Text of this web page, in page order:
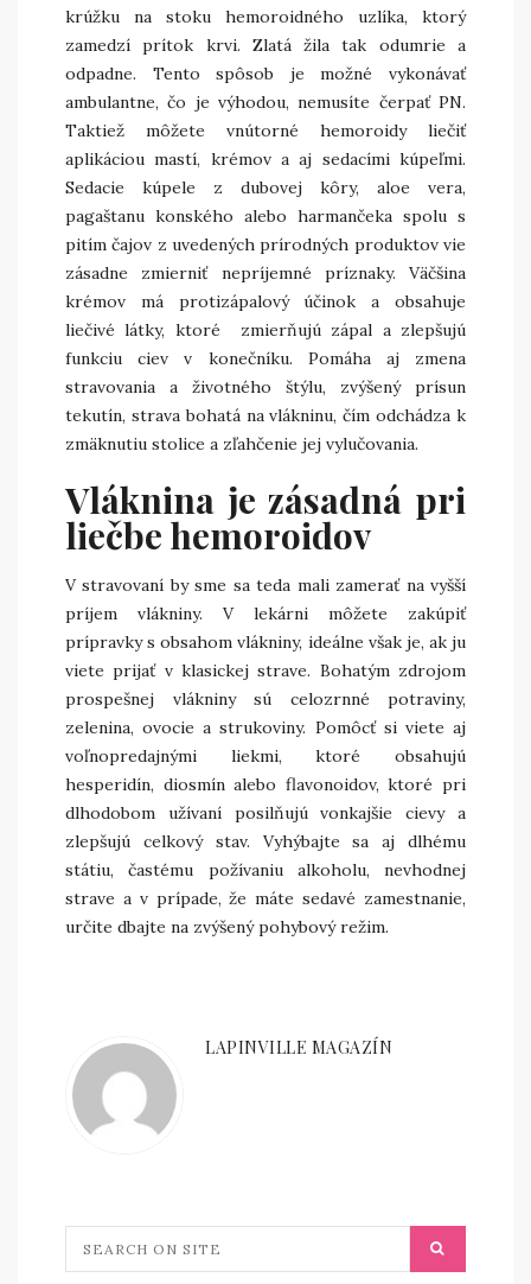
krúžku na stoku hemoroidného uzlíka, ktorý
zamedzí prítok krvi. Zlatá žila tak odumrie a
odpadne. Tento spôsob je možné vykonávať
ambulantne, čo je výhodou, nemusíte čerpať PN.
Taktiež môžete vnútorné hemoroidy liečiť
aplikáciou mastí, krémov a aj sedacími kúpeľmi.
Sedacie kúpele z dubovej kôry, aloe vera,
pagaštanu konského alebo harmančeka spolu s
pitím čajov z uvedených prírodných produktov vie
zásadne zmierniť nepríjemné príznaky. Väčšina
krémov má protizápalový účinok a obsahuje
liečivé látky, ktoré zmierňujú zápal a zlepšujú
funkciu ciev v konečníku. Pomáha aj zmena
stravovania a životného štýlu, zvýšený prísun
tekutín, strava bohatá na vlákninu, čím odchádza k
zmäknutiu stolice a zľahčenie jej vylučovania.
Vláknina je zásadná pri
liečbe hemoroidov
V stravovaní by sme sa teda mali zamerať na vyšší
príjem vlákniny. V lekárni môžete zakúpiť
prípravky s obsahom vlákniny, ideálne však je, ak ju
viete prijať v klasickej strave. Bohatým zdrojom
prospešnej vlákniny sú celozrnné potraviny,
zelenina, ovocie a strukoviny. Pomôcť si viete aj
voľnopredajnými liekmi, ktoré obsahujú
hesperidín, diosmín alebo flavonoidov, ktoré pri
dlhodobom užívaní posilňujú vonkajšie cievy a
zlepšujú celkový stav. Vyhýbajte sa aj dlhému
státiu, častému požívaniu alkoholu, nevhodnej
strave a v prípade, že máte sedavé zamestnanie,
určite dbajte na zvýšený pohybový režim.
LAPINVILLE MAGAZÍN